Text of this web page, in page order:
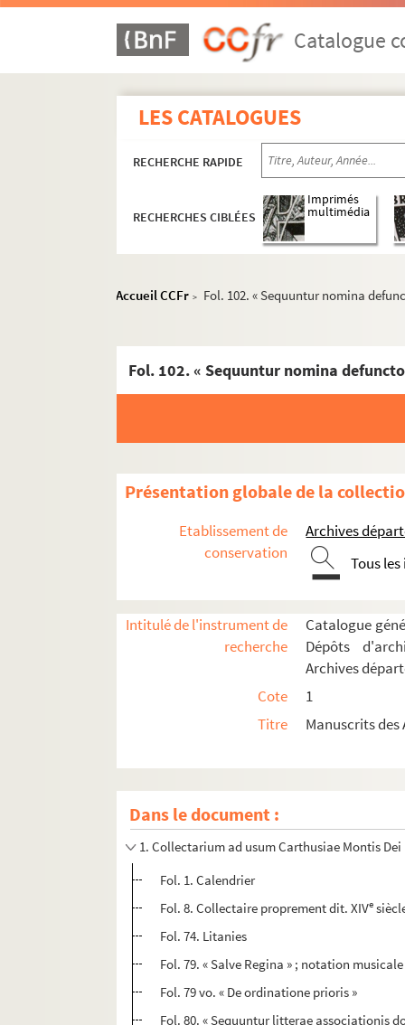
Catalogue
LES CATALOGUES
RECHERCHE RAPIDE
RECHERCHES CIBLÉES
Imprimés
multimédia
Accueil CCFr > Fol. 102. « Sequuntur nomina
Présentation globale de la
Etablissement de
conservation
Archives
Tous
Intitulé de l'instrument de
recherche
Catalogue
Dépôts
Archives
Cote
1
Titre
Manuscrits
Dans le document :
1. Collectarium ad usum Carthusiae Montis Dei
Fol. 1. Calendrier
Fol. 8. Collectaire proprement dit. XIVe
Fol. 74. Litanies
Fol. 79. « Salve Regina » ; notation
Fol. 79 vo. « De ordinatione prioris »
Fol. 80. « Sequuntur litterae associationis